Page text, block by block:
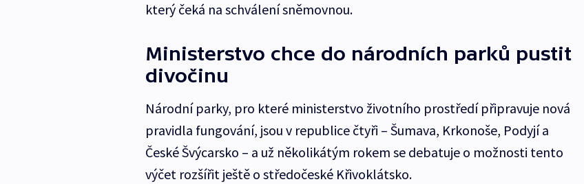
který čeká na schválení sněmovnou.
Ministerstvo chce do národních parků pustit
divočinu
Národní parky, pro které ministerstvo životního prostředí připravuje nová
pravidla fungování, jsou v republice čtyři – Šumava, Krkonoše, Podyjí a
České Švýcarsko – a už několikátým rokem se debatuje o možnosti tento
výčet rozšířit ještě o středočeské Křivoklátsko.